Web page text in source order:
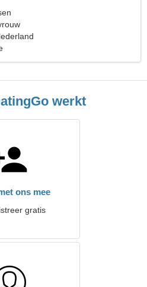
werkt
ons mee
gratis